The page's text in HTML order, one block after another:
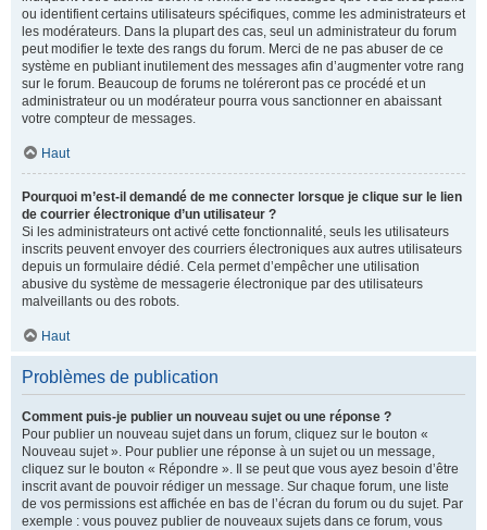
ou identifient certains utilisateurs spécifiques, comme les administrateurs et
les modérateurs. Dans la plupart des cas, seul un administrateur du forum
peut modifier le texte des rangs du forum. Merci de ne pas abuser de ce
système en publiant inutilement des messages afin d’augmenter votre rang
sur le forum. Beaucoup de forums ne toléreront pas ce procédé et un
administrateur ou un modérateur pourra vous sanctionner en abaissant
votre compteur de messages.
Haut
Pourquoi m’est-il demandé de me connecter lorsque je clique sur le lien
de courrier électronique d’un utilisateur ?
Si les administrateurs ont activé cette fonctionnalité, seuls les utilisateurs
inscrits peuvent envoyer des courriers électroniques aux autres utilisateurs
depuis un formulaire dédié. Cela permet d’empêcher une utilisation
abusive du système de messagerie électronique par des utilisateurs
malveillants ou des robots.
Haut
Problèmes de publication
Comment puis-je publier un nouveau sujet ou une réponse ?
Pour publier un nouveau sujet dans un forum, cliquez sur le bouton «
Nouveau sujet ». Pour publier une réponse à un sujet ou un message,
cliquez sur le bouton « Répondre ». Il se peut que vous ayez besoin d’être
inscrit avant de pouvoir rédiger un message. Sur chaque forum, une liste
de vos permissions est affichée en bas de l’écran du forum ou du sujet. Par
exemple : vous pouvez publier de nouveaux sujets dans ce forum, vous